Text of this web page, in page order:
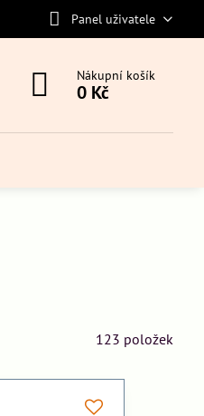
Panel uživatele
Nákupní košík
0 Kč
123 položek